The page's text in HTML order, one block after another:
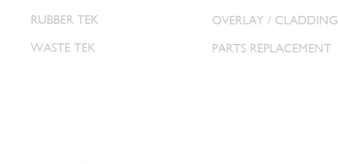
RUBBER TEK
WASTE TEK
OVERLAY / CLADDING
PARTS REPLACEMENT